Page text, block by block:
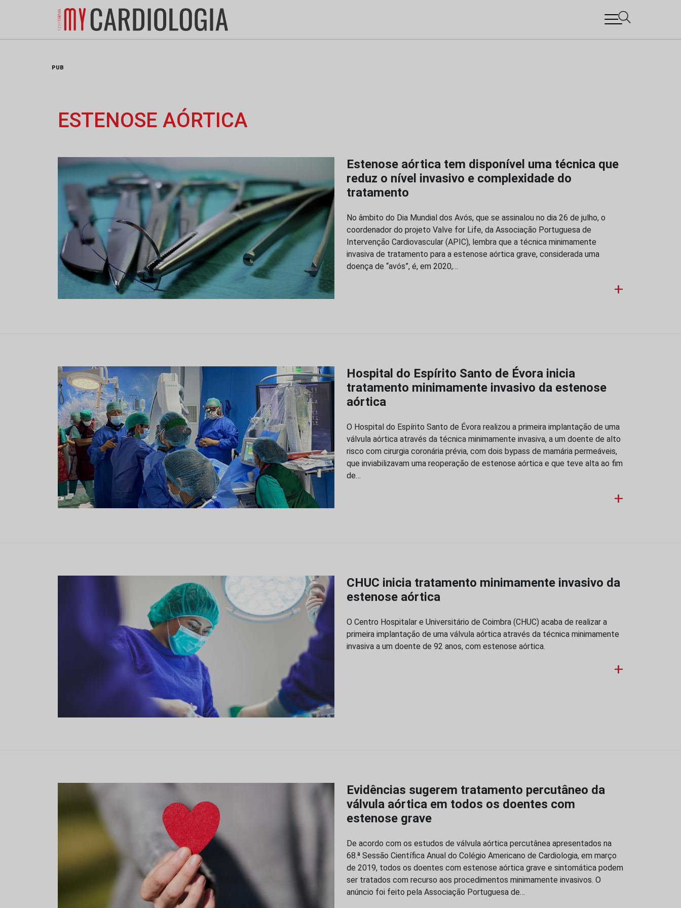
PUB
ESTENOSE AÓRTICA
Estenose aórtica tem disponível uma técnica que
reduz o nível invasivo e complexidade do
tratamento
No âmbito do Dia Mundial dos Avós, que se assinalou no dia 26 de julho, o
coordenador do projeto Valve for Life, da Associação Portuguesa de
Intervenção Cardiovascular (APIC), lembra que a técnica minimamente
invasiva de tratamento para a estenose aórtica grave, considerada uma
doença de “avós”, é, em 2020,…
+
Hospital do Espírito Santo de Évora inicia
tratamento minimamente invasivo da estenose
aórtica
O Hospital do Espírito Santo de Évora realizou a primeira implantação de uma
válvula aórtica através da técnica minimamente invasiva, a um doente de alto
risco com cirurgia coronária prévia, com dois bypass de mamária permeáveis,
que inviabilizavam uma reoperação de estenose aórtica e que teve alta ao fim
de…
+
CHUC inicia tratamento minimamente invasivo da
estenose aórtica
O Centro Hospitalar e Universitário de Coimbra (CHUC) acaba de realizar a
primeira implantação de uma válvula aórtica através da técnica minimamente
invasiva a um doente de 92 anos, com estenose aórtica.
+
Evidências sugerem tratamento percutâneo da
válvula aórtica em todos os doentes com
estenose grave
De acordo com os estudos de válvula aórtica percutânea apresentados na
68.ª Sessão Científica Anual do Colégio Americano de Cardiologia, em março
de 2019, todos os doentes com estenose aórtica grave e sintomática podem
ser tratados com recurso aos procedimentos minimamente invasivos. O
anúncio foi feito pela Associação Portuguesa de…